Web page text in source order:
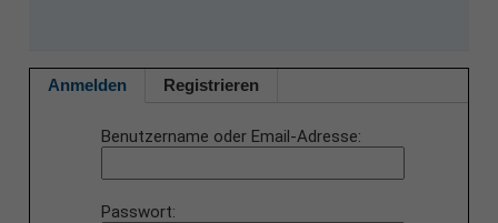
Anmelden Registrieren
Benutzername oder Email-Adresse
Passwort